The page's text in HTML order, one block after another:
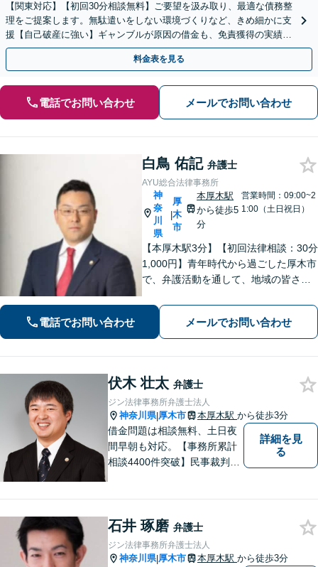
【関東対応】【初回30分相談無料】ご要望を汲み取り、最適な債務整
理をご提案します。無駄遣いをしない環境づくりなど、きめ細かに支
援【自己破産に強い】ギャンブルが原因の借金も、免責獲得の実績あ
り【夜間・休日対応】
料金表を見る
電話でお問い合わせ メールでお問い合わせ
白鳥 佑記 弁護士
AYU総合法律事務所
神
奈
川
県
|
厚
木
市
本厚木駅
から徒歩5
分
営業時間：09:00~2
1:00（土日祝日）
【本厚木駅3分】【初回法律相談：30分
1,000円】青年時代から過ごした厚木市
で、弁護活動を通して、地域の皆さま
産・インターネット問題など幅広い分
野に対応可能です。【休日・夜間対
応】
電話でお問い合わせ メールでお問い合わせ
伏木 壮太 弁護士
ジン法律事務所弁護士法人
神奈川県|厚木市 本厚木駅 から徒歩3分
借金問題は相談無料、土日夜
間早朝も対応。【事務所累計
相談4400件突破】民事裁判／
詳細を見
る
石井 琢磨 弁護士
ジン法律事務所弁護士法人
神奈川県|厚木市 本厚木駅 から徒歩3分